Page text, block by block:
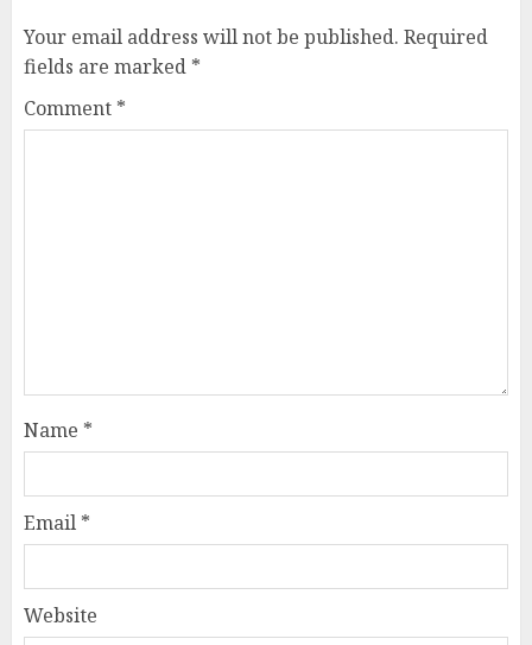
Your email address will not be published. Required
fields are marked *
Comment *
Name *
Email *
Website